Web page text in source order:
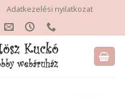
Adatkezelési nyilatkozat